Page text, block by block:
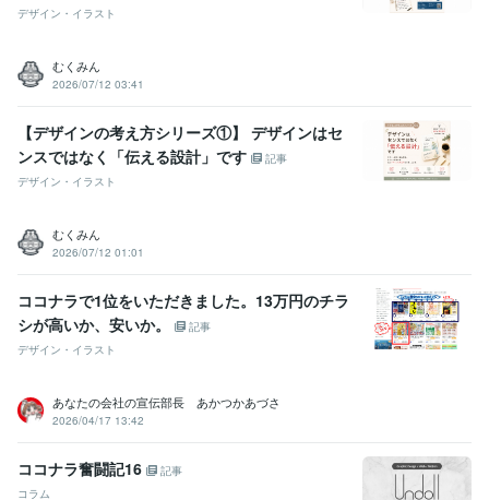
デザイン・イラスト
むくみん
2026/07/12 03:41
【デザインの考え方シリーズ①】 デザインはセ
ンスではなく「伝える設計」です
記事
デザイン・イラスト
むくみん
2026/07/12 01:01
ココナラで1位をいただきました。13万円のチラ
シが高いか、安いか。
記事
デザイン・イラスト
あなたの会社の宣伝部長 あかつかあづさ
2026/04/17 13:42
ココナラ奮闘記16
記事
コラム